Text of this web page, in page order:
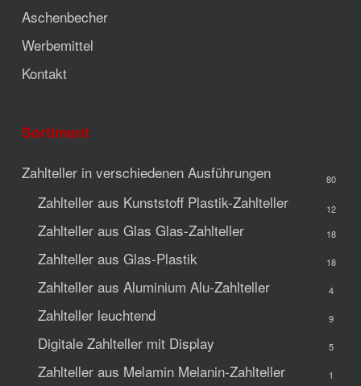
Aschenbecher
Werbemittel
Kontakt
Sortiment
Zahlteller in verschiedenen Ausführungen 80
Zahlteller aus Kunststoff Plastik-Zahlteller 12
Zahlteller aus Glas Glas-Zahlteller 18
Zahlteller aus Glas-Plastik 18
Zahlteller aus Aluminium Alu-Zahlteller 4
Zahlteller leuchtend 9
Digitale Zahlteller mit Display 5
Zahlteller aus Melamin Melanin-Zahlteller 1